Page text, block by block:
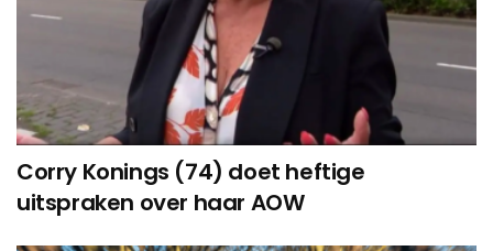
Corry Konings (74) doet heftige
uitspraken over haar AOW